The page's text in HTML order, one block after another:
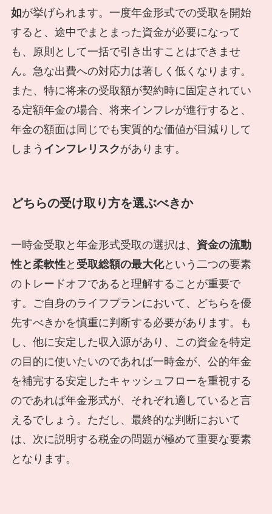
如が挙げられます。一度年金形式での受取を開始
すると、途中でまとまった資金が必要になって
も、原則として一括で引き出すことはできませ
ん。急な出費への対応力は著しく低くなります。
また、特に将来の受取額が契約時に固定されてい
る定額年金の場合、将来インフレが進行すると、
年金の額面は同じでも実質的な価値が目減りして
しまう インフレリスクがあります。
どちらの受け取り方を選ぶべきか
一時金受取と年金形式受取の選択は、 資金の流動
性と柔軟性と 受取総額の最大化という二つの要素
のトレードオフであると理解することが重要で
す。ご自身のライフプランにおいて、どちらを優
先すべきかを慎重に判断する必要があります。も
し、他に安定した収入源があり、この資金を特定
の目的に使いたいのであれば一時金が、公的年金
を補完する安定したキャッシュフローを重視する
のであれば年金形式が、それぞれ適していると言
えるでしょう。ただし、最終的な判断において
は、次に説明する税金の問題が極めて重要な要素
となります。